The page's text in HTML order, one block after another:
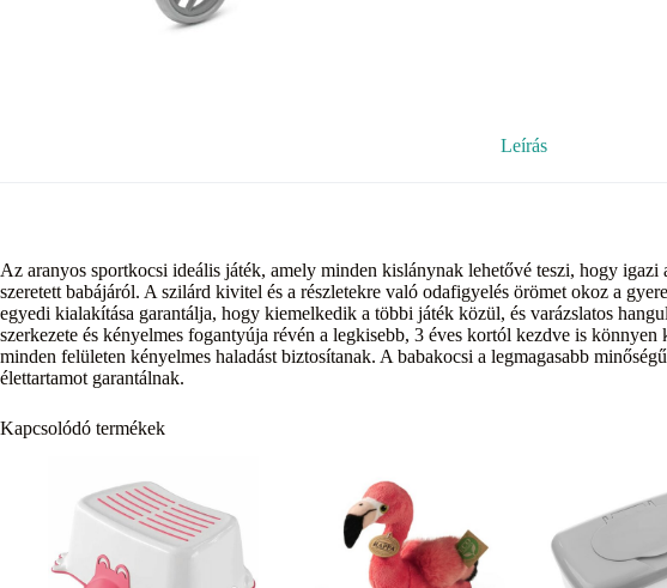
Leírás
Az aranyos sportkocsi ideális játék, amely minden kislánynak lehetővé teszi, hogy
szeretett babájáról. A szilárd kivitel és a részletekre való odafigyelés örömet okoz a
egyedi kialakítása garantálja, hogy kiemelkedik a többi játék közül, és varázslatos
szerkezete és kényelmes fogantyúja révén a legkisebb, 3 éves kortól kezdve is
minden felületen kényelmes haladást biztosítanak. A babakocsi a legmagasabb
élettartamot garantálnak.
Kapcsolódó termékek